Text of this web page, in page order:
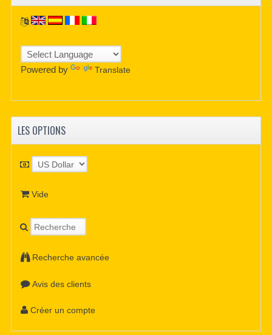
Powered by Translate
LES OPTIONS
Vide
Recherche avancée
Avis des clients
Créer un compte